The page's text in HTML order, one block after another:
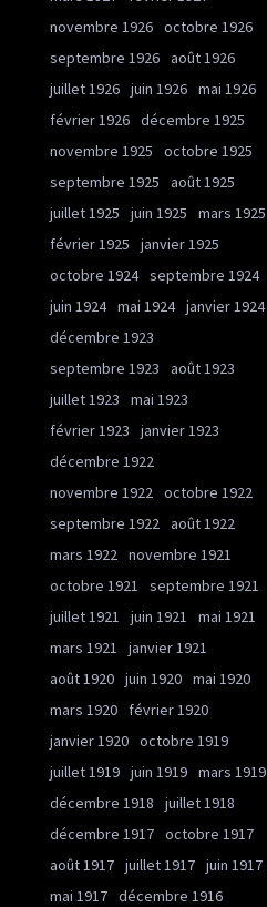
novembre 1926 octobre 1926
septembre 1926 août 1926
juillet 1926 juin 1926 mai 1926
février 1926 décembre 1925
novembre 1925
octobre 1925
septembre 1925
août 1925
juillet 1925
juin 1925
mars 1925
février 1925
janvier 1925
octobre 1924 septembre 1924
juin 1924 mai 1924 janvier 1924
décembre 1923
septembre 1923
août 1923
juillet 1923
mai 1923
février 1923
janvier 1923
décembre 1922
novembre 1922 octobre 1922
septembre 1922 août 1922
mars 1922 novembre 1921
octobre 1921
septembre 1921
juillet 1921
juin 1921
mai 1921
mars 1921
janvier 1921
août 1920 juin 1920 mai 1920
mars 1920
février 1920
janvier 1920 octobre 1919
juillet 1919 juin 1919 mars 1919
décembre 1918
juillet 1918
décembre 1917 octobre 1917
août 1917 juillet 1917 juin 1917
mai 1917 décembre 1916